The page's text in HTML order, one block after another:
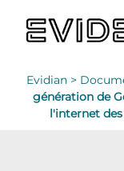
Evidian >
génération de
l'internet